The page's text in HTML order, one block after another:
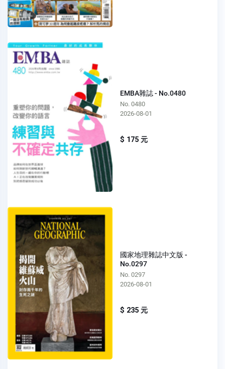
EMBA雜誌 - No.0480
No. 0480
2026-08-01
$ 175 元
國家地理雜誌中文版 -
No.0297
No. 0297
2026-08-01
$ 235 元